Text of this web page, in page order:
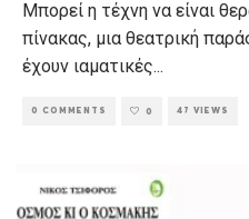
Μπορεί η τέχνη να είναι
πίνακας, μια θεατρική
έχουν ιαματικές...
0 COMMENTS 0 47 VIEWS